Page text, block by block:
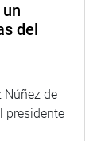
del
de
presidente